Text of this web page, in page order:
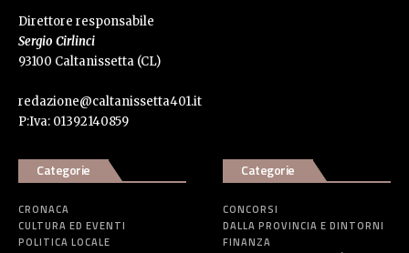
Direttore responsabile
Sergio Cirlinci
93100 Caltanissetta (CL)
redazione@caltanissetta401.it
P:Iva: 01392140859
Categorie
CRONACA
CULTURA ED EVENTI
POLITICA LOCALE
Categorie
CONCORSI
DALLA PROVINCIA E DINTORNI
FINANZA